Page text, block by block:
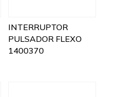
INTERRUPTOR
PULSADOR FLEXO
1400370